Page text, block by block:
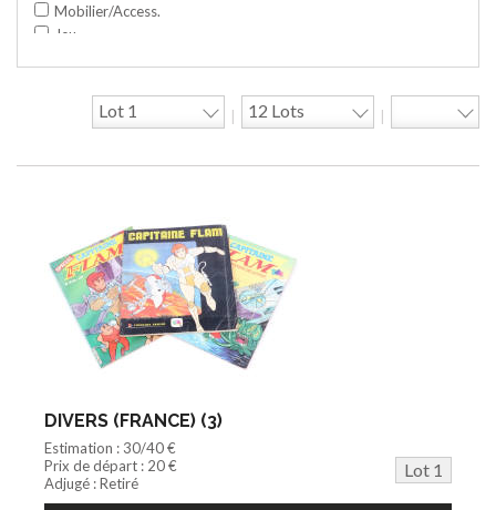
Mobilier/Access.
Jeu
Travaux publics
Jeu construction
Cycle/Auto
Action Figure
Peluche
Disque
Agricole
Documentation
Playmobil/Lego
Barbie/Big Jim
Jouets Fast Food
Trading cards
DIVERS (FRANCE) (3)
Estimation : 30/40 €
Prix de départ : 20 €
Lot 1
Adjugé : Retiré